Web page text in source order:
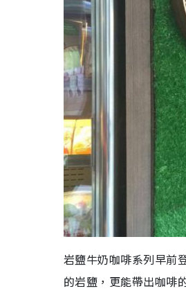
岩鹽牛奶咖啡系列早前
的岩鹽，更能帶出咖啡